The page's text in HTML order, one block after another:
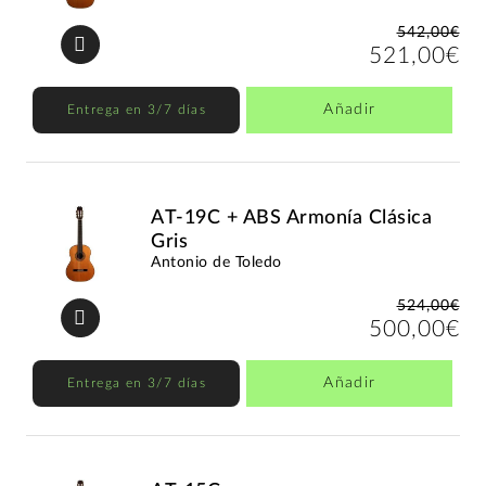
542,00€
521,00€
Entrega en 3/7 días Añadir
AT-19C + ABS Armonía Clásica
Gris
Antonio de Toledo
524,00€
500,00€
Entrega en 3/7 días Añadir